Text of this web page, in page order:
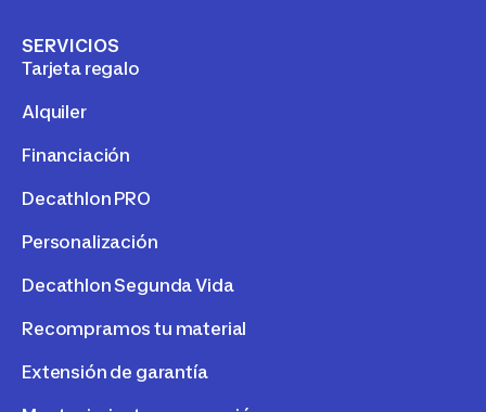
SERVICIOS
Tarjeta regalo
Alquiler
Financiación
Decathlon PRO
Personalización
Decathlon Segunda Vida
Recompramos tu material
Extensión de garantía